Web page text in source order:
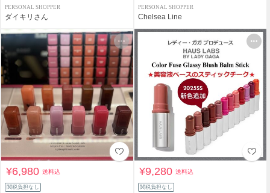
PERSONAL SHOPPER
ダイキリさん
PERSONAL SHOPPER
Chelsea Line
¥6,980送料込
関税負担なし
¥9,280送料込
関税負担なし